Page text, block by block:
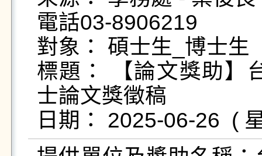
電話03-8906219
對象： 碩士生_博士生
標題： 【論文獎助】
士論文獎徵稿